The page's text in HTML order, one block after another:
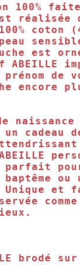
100%
réalisée
coton
est
prénom de
encore
un cadeau
parfait
ou
et
comme
brodé